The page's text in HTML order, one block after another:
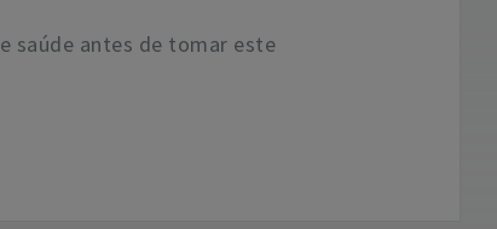
saúde antes de tomar este